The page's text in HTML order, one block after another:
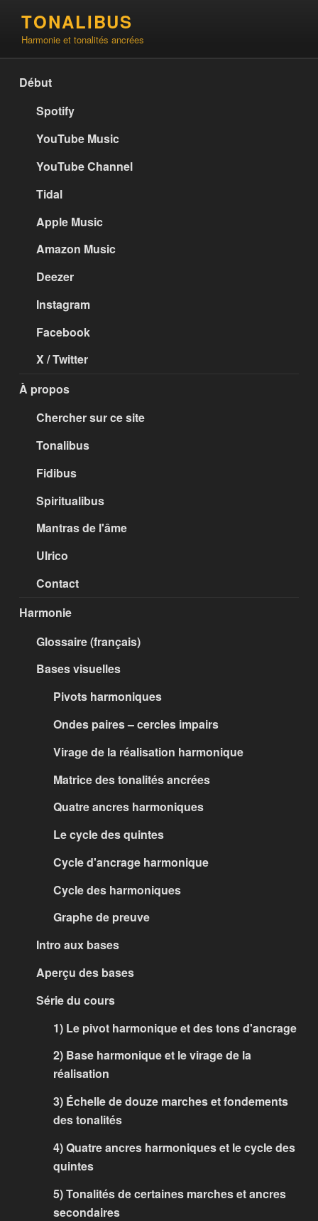
contenu
principal
TONALIBUS
Harmonie et tonalités ancrées
Début
Spotify
YouTube Music
YouTube Channel
Tidal
Apple Music
Amazon Music
Deezer
Instagram
Facebook
X / Twitter
À propos
Chercher sur ce site
Tonalibus
Fidibus
Spiritualibus
Mantras de l'âme
Ulrico
Contact
Harmonie
Glossaire (français)
Bases visuelles
Pivots harmoniques
Ondes paires – cercles impairs
Virage de la réalisation harmonique
Matrice des tonalités ancrées
Quatre ancres harmoniques
Le cycle des quintes
Cycle d'ancrage harmonique
Cycle des harmoniques
Graphe de preuve
Intro aux bases
Aperçu des bases
Série du cours
1) Le pivot harmonique et des tons d'ancrage
2) Base harmonique et le virage de la
réalisation
3) Échelle de douze marches et fondements
des tonalités
4) Quatre ancres harmoniques et le cycle des
quintes
5) Tonalités de certaines marches et ancres
secondaires